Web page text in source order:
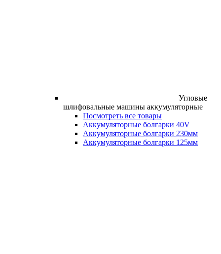
Угловые
шлифовальные машины аккумуляторные
Посмотреть все товары
Аккумуляторные болгарки 40V
Аккумуляторные болгарки 230мм
Аккумуляторные болгарки 125мм